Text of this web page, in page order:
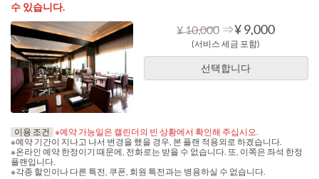
수 있습니다.
¥ 10,000 ⇒¥ 9,000
(서비스 세금 포함)
선택합니다
이용 조건 ※예약 가능일은 캘린더의 빈 상황에서 확인해 주십시오.
※예약 기간이 지나고 나서 변경을 했을 경우, 본 플랜 적용외로 하겠습니다.
※온라인 예약 한정이기 때문에, 전화로는 받을 수 없습니다. 또, 이쪽은 좌석 한정
플랜입니다.
※각종 할인이나 다른 특전, 쿠폰, 회원 특전과는 병용하실 수 없습니다.